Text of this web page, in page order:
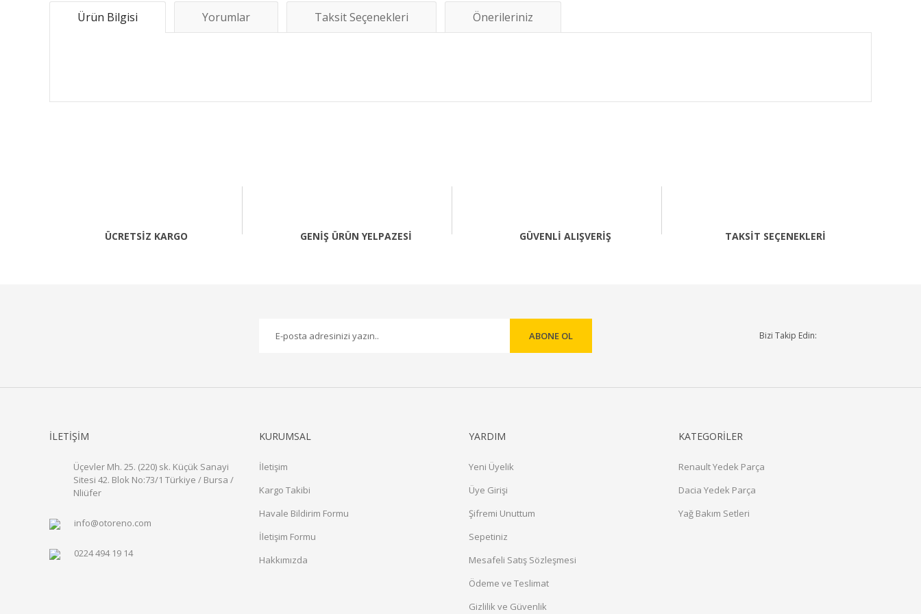
Ürün Bilgisi Yorumlar Taksit Seçenekleri Önerileriniz
Ürün bilgilerinde hatalar bulunuyor.
ÜCRETSİZ KARGO GENİŞ ÜRÜN YELPAZESİ GÜVENLİ ALIŞVERİŞ TAKSİT SEÇENEKLERİ
ABONE OL Bizi Takip Edin:
İLETİŞİM
Üçevler Mh. 25. (220) sk. Küçük Sanayi
Sitesi 42. Blok No:73/1 Türkiye / Bursa /
Nliüfer
info@otoreno.com
0224 494 19 14
KURUMSAL
İletişim
Kargo Takibi
Havale Bildirim Formu
İletişim Formu
Hakkımızda
YARDIM
Yeni Üyelik
Üye Girişi
Şifremi Unuttum
Sepetiniz
Mesafeli Satış Sözleşmesi
Ödeme ve Teslimat
Gizlilik ve Güvenlik
KATEGORİLER
Renault Yedek Parça
Dacia Yedek Parça
Yağ Bakım Setleri